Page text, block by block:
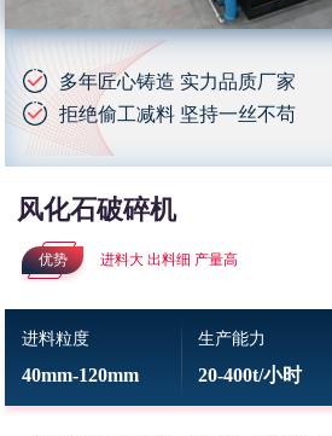
多年匠心铸造 实力品质厂家
拒绝偷工减料 坚持一丝不苟
风化石破碎机
优势 进料大 出料细 产量高
进料粒度
40mm-120mm
生产能力
20-400t/小时